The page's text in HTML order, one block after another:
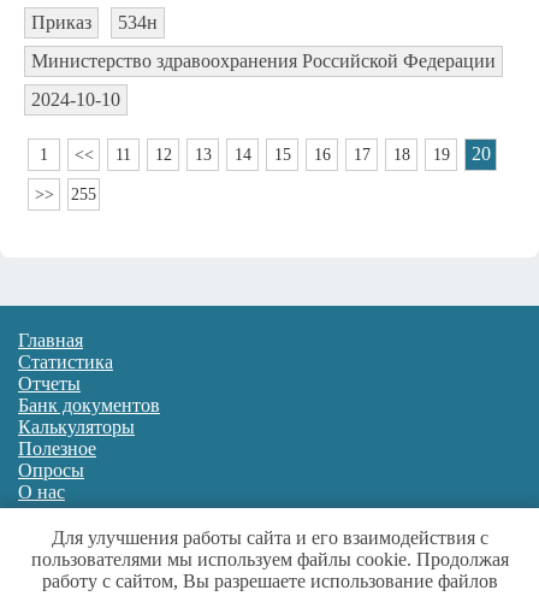
Приказ
534н
Министерство здравоохранения Российской Федерации
2024-10-10
1 << 11 12 13 14 15 16 17 18 19 20
>> 255
Главная
Статистика
Отчеты
Банк документов
Калькуляторы
Полезное
Опросы
О нас
Источники данных:Росстат,ФНС, ФФОМС,
Росздравнадзор
Для улучшения работы сайта и его взаимодействия с
пользователями мы используем файлы cookie. Продолжая
работу с сайтом, Вы разрешаете использование файлов